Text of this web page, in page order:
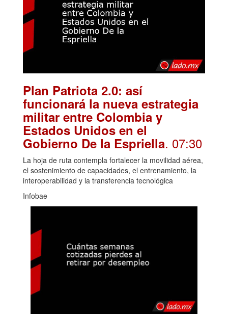
Plan Patriota 2.0: así
funcionará la nueva estrategia
militar entre Colombia y
Estados Unidos en el
Gobierno De la Espriella. 07:30
La hoja de ruta contempla fortalecer la movilidad aérea,
el sostenimiento de capacidades, el entrenamiento, la
interoperabilidad y la transferencia tecnológica
Infobae